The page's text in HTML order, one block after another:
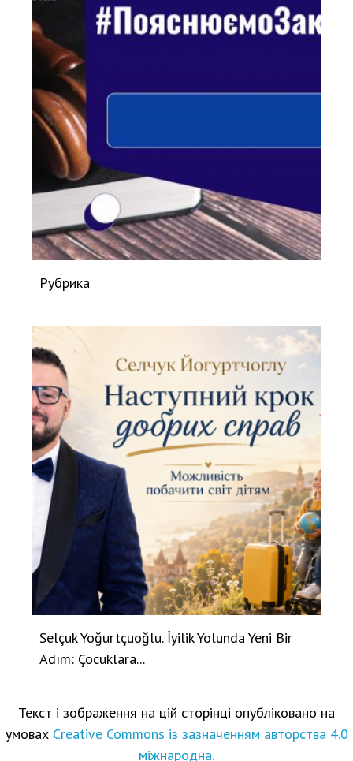
Рубрика
Selçuk Yoğurtçuoğlu. İyilik Yolunda Yeni Bir
Adım: Çocuklara...
Текст і зображення на цій сторінці опубліковано на
умовах Creative Commons із зазначенням авторства 4.0
міжнародна.